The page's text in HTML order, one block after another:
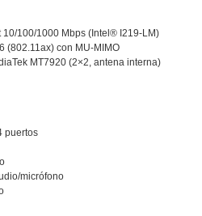
10/100/1000 Mbps (Intel® I219-LM)
(802.11ax) con MU-MIMO
MT7920 (2×2, antena interna)
puertos
micrófono